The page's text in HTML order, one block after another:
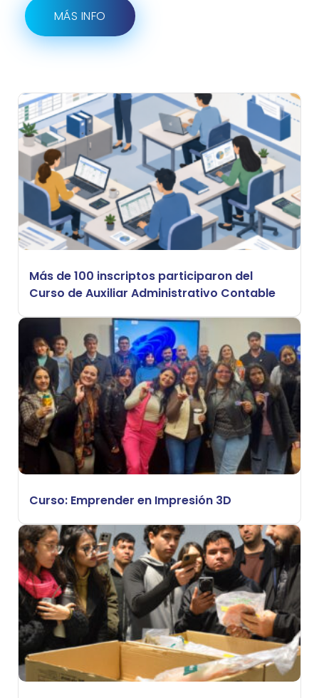
MÁS INFO
Más de 100 inscriptos participaron del
Curso de Auxiliar Administrativo Contable
Curso: Emprender en Impresión 3D